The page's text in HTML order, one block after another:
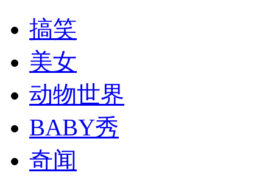
搞笑
美女
动物世界
BABY秀
奇闻